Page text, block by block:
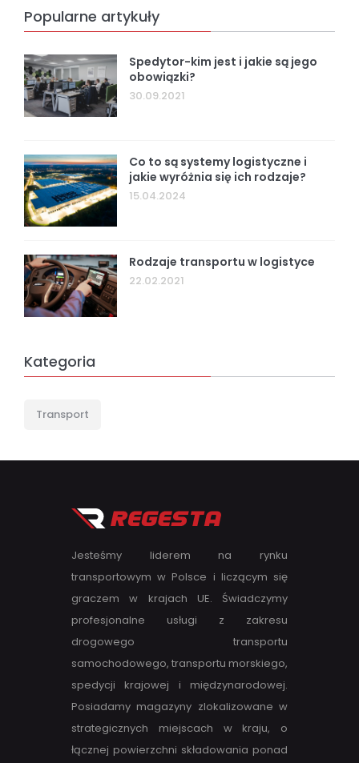
Popularne artykuły
Spedytor-kim jest i jakie są jego
obowiązki?
30.09.2021
Co to są systemy logistyczne i
jakie wyróżnia się ich rodzaje?
15.04.2024
Rodzaje transportu w logistyce
22.02.2021
Kategoria
Transport
Jesteśmy liderem na rynku
transportowym w Polsce i liczącym się
graczem w krajach UE. Świadczymy
profesjonalne usługi z zakresu
drogowego transportu
samochodowego, transportu morskiego,
spedycji krajowej i międzynarodowej.
Posiadamy magazyny zlokalizowane w
strategicznych miejscach w kraju, o
łącznej powierzchni składowania ponad